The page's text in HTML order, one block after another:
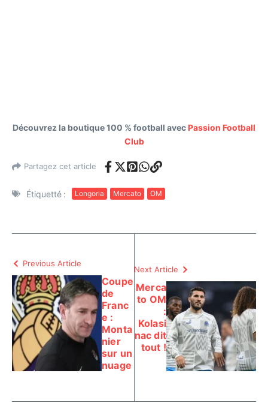
Découvrez la boutique 100 % football avec Passion Football
Club
Partagez cet article
Étiquetté : Longoria Mercato OM
Previous Article
Coupe
de
Franc
e :
Monta
nier
sur un
nuage
Next Article
Merca
to OM
:
Kolasi
nac dit
tout !